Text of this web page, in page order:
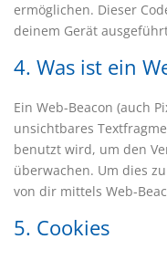
ermöglichen. Dieser
deinem Gerät
4. Was ist ein
Ein Web-Beacon (auch
unsichtbares
benutzt wird, um den
überwachen. Um dies
von dir mittels Web-
5. Cookies